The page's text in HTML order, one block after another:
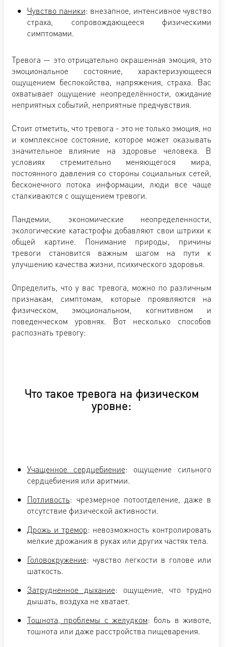
Чувство паники: внезапное, интенсивное чувство
страха, сопровождающееся физическими
симптомами.
Тревога — это отрицательно окрашенная эмоция, это
эмоциональное состояние, характеризующееся
ощущением беспокойства, напряжения, страха. Вас
охватывает ощущение неопределённости, ожидание
неприятных событий, неприятные предчувствия.
Стоит отметить, что тревога - это не только эмоция, но
и комплексное состояние, которое может оказывать
значительное влияние на здоровье человека. В
условиях стремительно меняющегося мира,
постоянного давления со стороны социальных сетей,
бесконечного потока информации, люди все чаще
сталкиваются с ощущением тревоги.
Пандемии, экономические неопределенности,
экологические катастрофы добавляют свои штрихи к
общей картине. Понимание природы, причины
тревоги становится важным шагом на пути к
улучшению качества жизни, психического здоровья.
Определить, что у вас тревога, можно по различным
признакам, симптомам, которые проявляются на
физическом, эмоциональном, когнитивном и
поведенческом уровнях. Вот несколько способов
распознать тревогу:
Что такое тревога на физическом
уровне:
Учащенное сердцебиение: ощущение сильного
сердцебиения или аритмии.
Потливость: чрезмерное потоотделение, даже в
отсутствие физической активности.
Дрожь и тремор: невозможность контролировать
мелкие дрожания в руках или других частях тела.
Головокружение: чувство легкости в голове или
шаткость.
Затрудненное дыхание: ощущение, что трудно
дышать, воздуха не хватает.
Тошнота, проблемы с желудком: боль в животе,
тошнота или даже расстройства пищеварения.